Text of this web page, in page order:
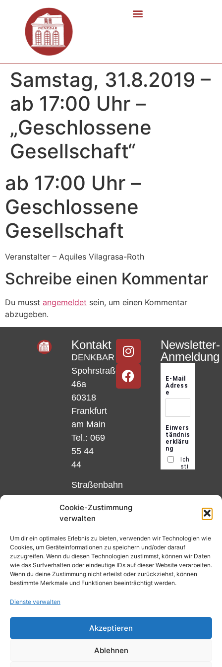
Cookie-Zustimmung
verwalten
Um dir ein optimales Erlebnis zu bieten, verwenden wir Technologien wie
Cookies, um Geräteinformationen zu speichern und/oder darauf
zuzugreifen. Wenn du diesen Technologien zustimmst, können wir Daten
wie das Surfverhalten oder eindeutige IDs auf dieser Website verarbeiten.
Wenn du deine Zustimmung nicht erteilst oder zurückziehst, können
bestimmte Merkmale und Funktionen beeinträchtigt werden.
Dienste verwalten
Akzeptieren
Ablehnen
Samstag, 31.8.2019 –
ab 17:00 Uhr –
„Geschlossene
Gesellschaft“
ab 17:00 Uhr –
Geschlossene
Gesellschaft
Veranstalter – Aquiles Vilagrasa-Roth
Schreibe einen Kommentar
Du musst angemeldet sein, um einen Kommentar
abzugeben.
Kontakt
DENKBAR
Spohrstraße
46a
60318
Frankfurt
am Main
Tel.: 069
55 44
44
Straßenbahn
und 12,
Matthias-
Beltz-
Platz
oder
Haltestelle
Nibelungenplatz/FH
Newsletter-
Anmeldung